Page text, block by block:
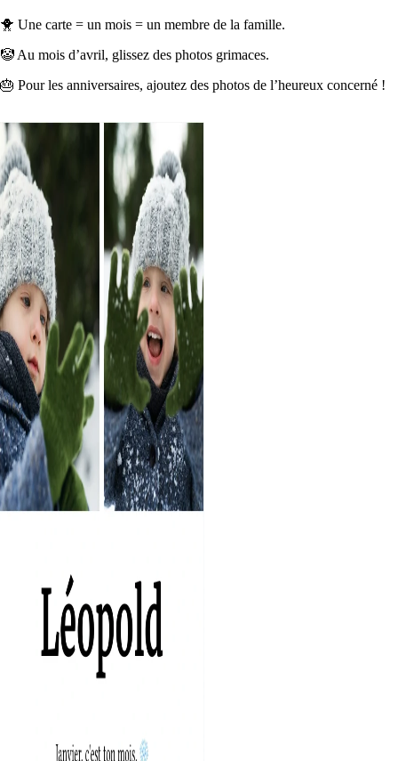
🐥 Une carte = un mois = un membre de la famille.
🤡 Au mois d’avril, glissez des photos grimaces.
🎂 Pour les anniversaires, ajoutez des photos de l’heureux concerné !